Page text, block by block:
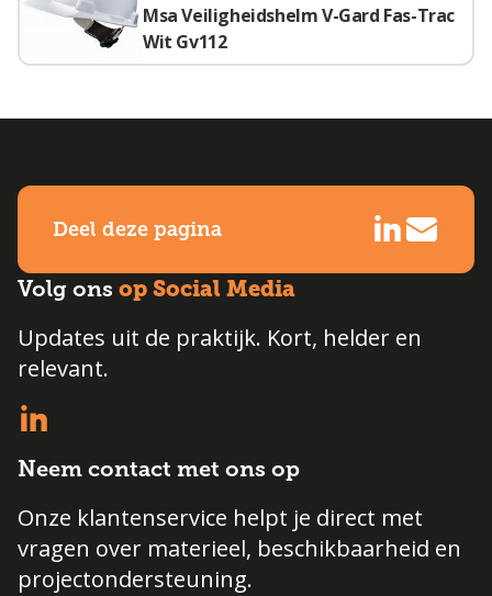
Msa Veiligheidshelm V-Gard Fas-Trac
Wit Gv112
Deel deze pagina
Volg ons op Social Media
Updates uit de praktijk. Kort, helder en
relevant.
Neem contact met ons op
Onze klantenservice helpt je direct met
vragen over materieel, beschikbaarheid en
projectondersteuning.